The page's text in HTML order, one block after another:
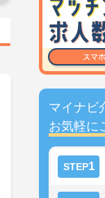
マイナビ
お気軽に
STEP1